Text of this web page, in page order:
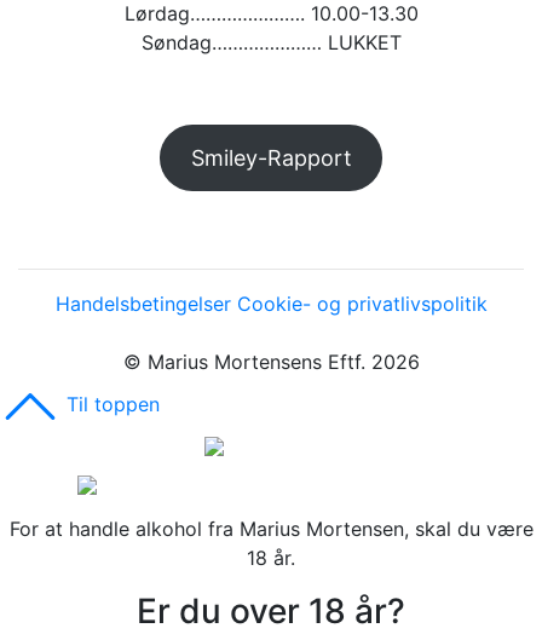
Lørdag…………………. 10.00-13.30
Søndag………………… LUKKET
Smiley-Rapport
Handelsbetingelser Cookie- og privatlivspolitik
© Marius Mortensens Eftf. 2026
Til toppen
For at handle alkohol fra Marius Mortensen, skal du være
18 år.
Er du over 18 år?